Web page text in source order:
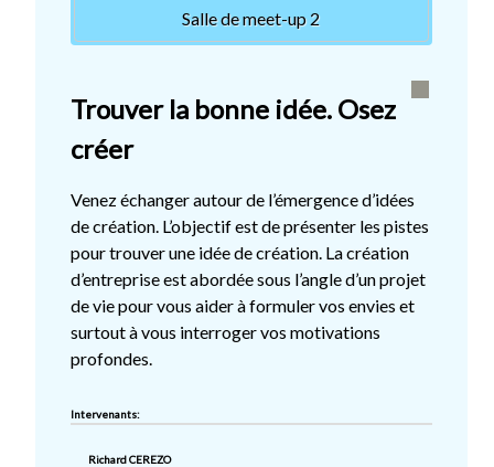
Salle de meet-up 2
Trouver la bonne idée. Osez
créer
Venez échanger autour de l’émergence d’idées
de création. L’objectif est de présenter les pistes
pour trouver une idée de création. La création
d’entreprise est abordée sous l’angle d’un projet
de vie pour vous aider à formuler vos envies et
surtout à vous interroger vos motivations
profondes.
Intervenants:
Richard CEREZO